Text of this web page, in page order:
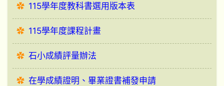
115學年度教科書選用版本表
115學年度課程計畫
石小成績評量辦法
在學成績證明、畢業證書補發申請